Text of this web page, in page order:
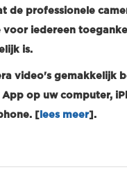
de professionele
voor iedereen
is.
video's gemakkelijk
App op uw computer,
[ lees meer].